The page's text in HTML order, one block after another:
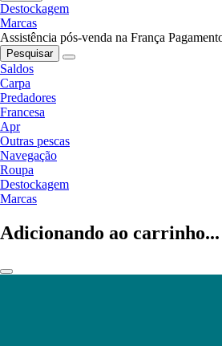
Destockagem
Marcas
Assistência pós-venda na França
Pesquisar
Saldos
Carpa
Predadores
Francesa
Apr
Outras pescas
Navegação
Roupa
Destockagem
Marcas
Adicionando ao carrinho...